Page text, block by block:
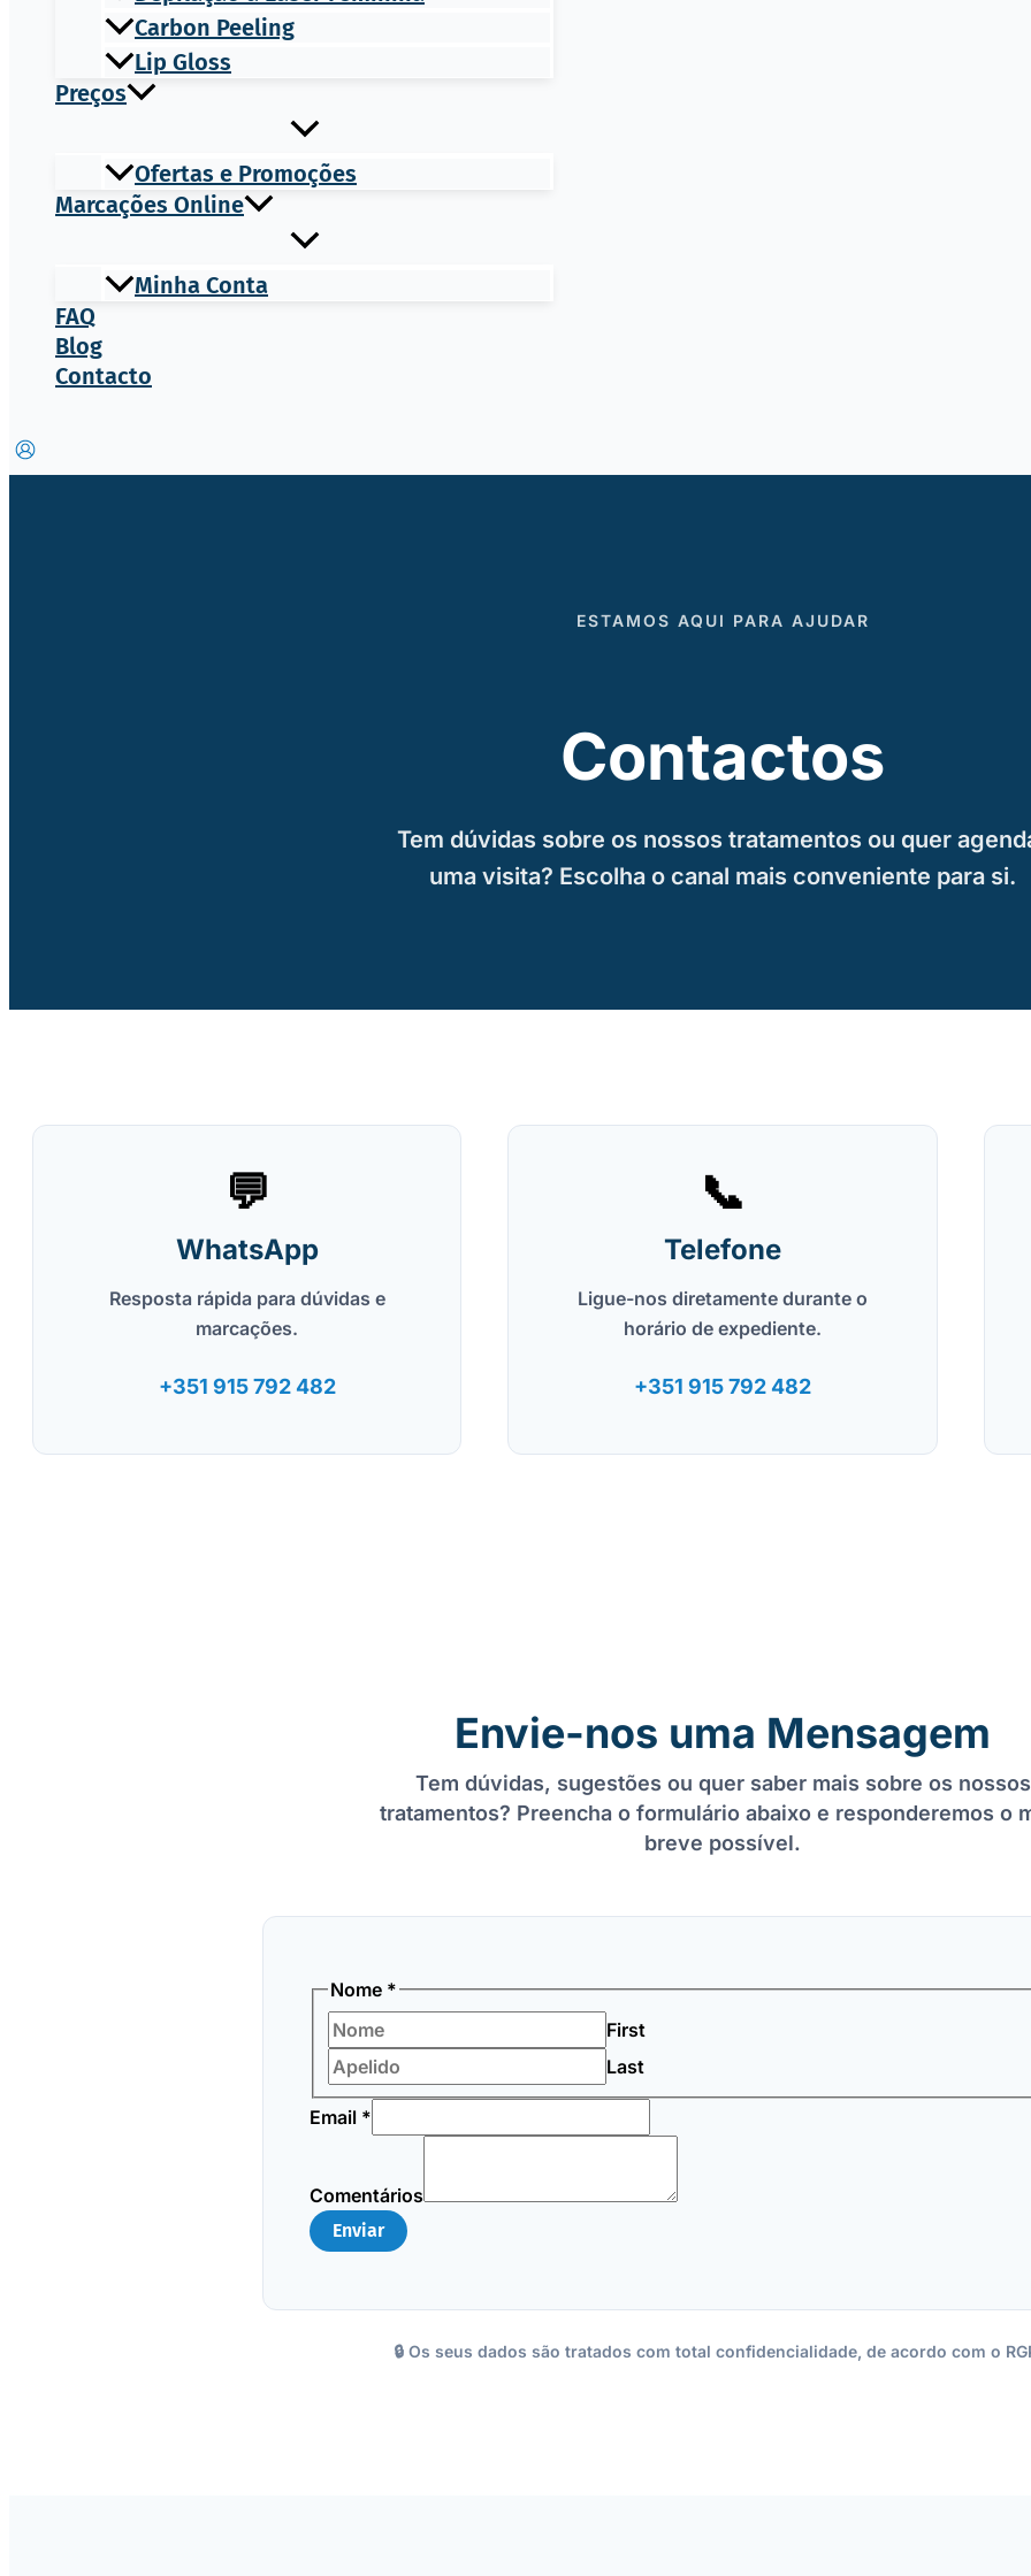
Carbon Peeling
Lip Gloss
Preços
Ofertas e Promoções
Marcações Online
Minha Conta
FAQ
Blog
Contacto
ESTAMOS AQUI PARA AJUDAR
Contactos
Tem dúvidas sobre os nossos tratamentos ou quer
uma visita? Escolha o canal mais conveniente para si.
💬
WhatsApp
Resposta rápida para dúvidas e
marcações.
+351 915 792 482
📞
Telefone
Ligue-nos diretamente durante o
horário de expediente.
+351 915 792 482
Envie-nos uma Mensagem
Tem dúvidas, sugestões ou quer saber mais sobre os nossos
tratamentos? Preencha o formulário abaixo e responderemos o
breve possível.
Nome *
First
Last
Comentários
Email *
Comentários
Enviar
🔒 Os seus dados são tratados com total confidencialidade, de acordo com o